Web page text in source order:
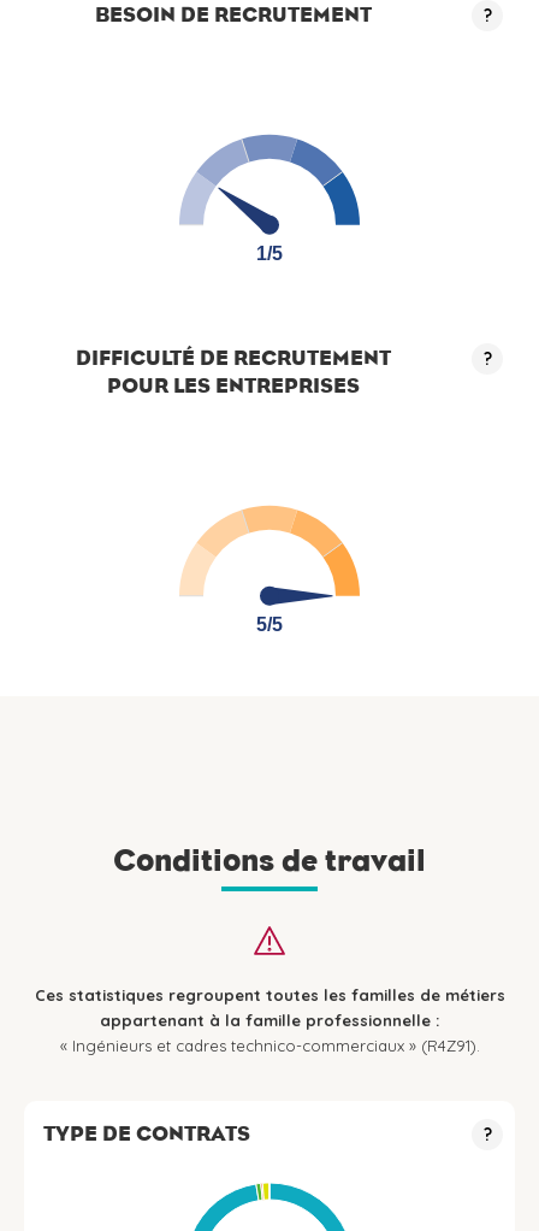
BESOIN DE RECRUTEMENT ?
1/5
1/5
DIFFICULTÉ DE RECRUTEMENT
POUR LES ENTREPRISES
?
5/5
5/5
Conditions de travail
Ces statistiques regroupent toutes les familles de métiers
appartenant à la famille professionnelle :
« Ingénieurs et cadres technico-commerciaux » (R4Z91).
TYPE DE CONTRATS ?